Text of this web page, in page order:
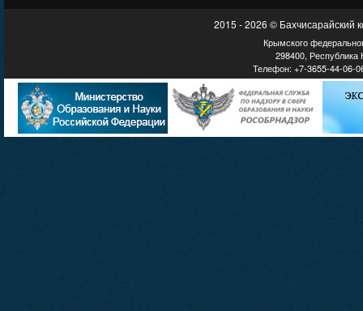
2015 - 2026 © Бахчисарайский
Крымского
298400, Республика
Телефон: +7-3655-44-06-